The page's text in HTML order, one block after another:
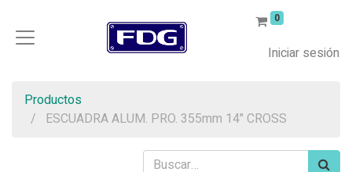
0
Iniciar sesión
Productos
ESCUADRA ALUM. PRO. 355mm 14" CROSS